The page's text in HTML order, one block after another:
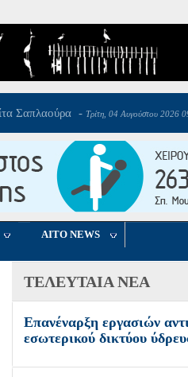
AITO NEWS
ΤΕΛΕΥΤΑΙΑ ΝΕΑ
Επανέναρξη εργασιών
εσωτερικού δικτύου